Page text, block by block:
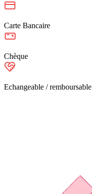
Carte Bancaire
Chèque
Echangeable / remboursable